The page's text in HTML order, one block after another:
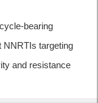
bearing
NNRTIs targeting
and resistance